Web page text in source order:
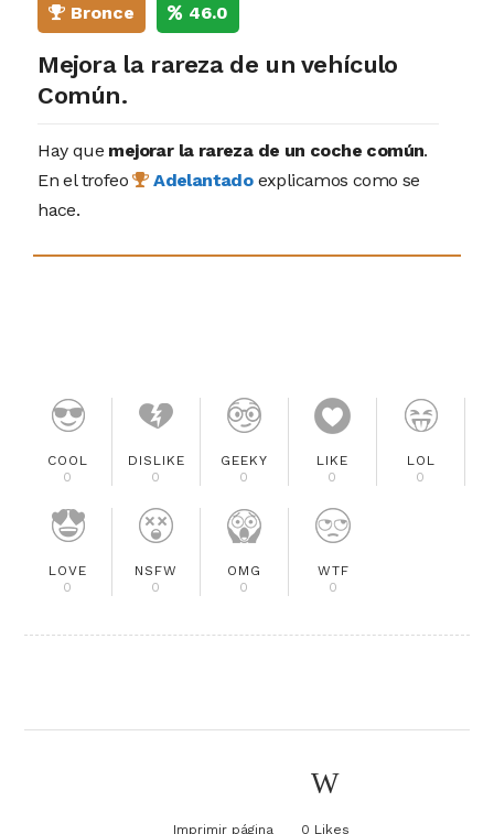
Bronce 46.0
Mejora la rareza de un vehículo
Común.
Hay que mejorar la rareza de un coche común.
En el trofeo
Adelantadoexplicamos como se
hace.
COOL
0
DISLIKE
0
GEEKY
0
LIKE
0
LOL
0
LOVE
0
NSFW
0
OMG
0
WTF
0
Imprimir página 0 Likes